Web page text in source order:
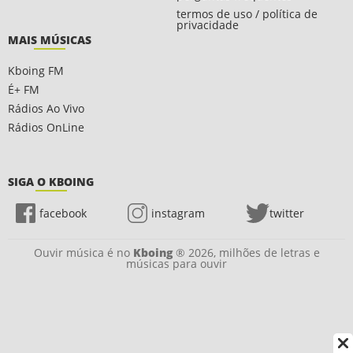
termos de uso / política de
privacidade
MAIS MÚSICAS
Kboing FM
É+ FM
Rádios Ao Vivo
Rádios OnLine
SIGA O KBOING
facebook instagram twitter
Ouvir música é no Kboing® 2026, milhões de letras e
músicas para ouvir